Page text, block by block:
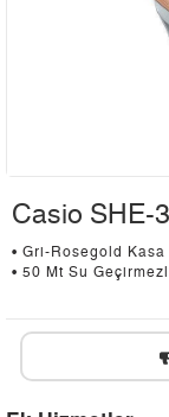
Casio SHE-
• Gri-Rosegold Kasa
• 50 Mt Su